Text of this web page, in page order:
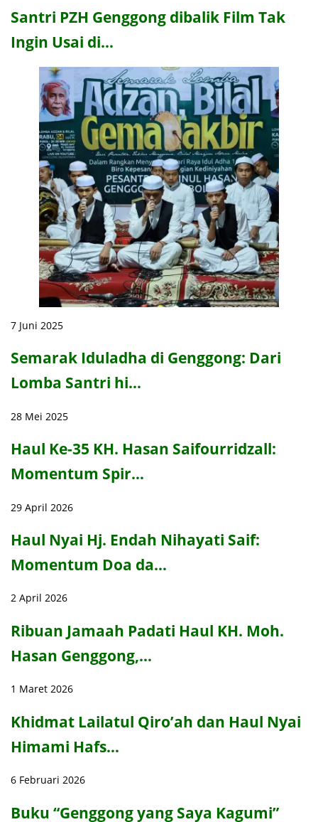
Santri PZH Genggong dibalik Film Tak
Ingin Usai di…
7 Juni 2025
Semarak Iduladha di Genggong: Dari
Lomba Santri hi…
28 Mei 2025
Haul Ke-35 KH. Hasan Saifourridzall:
Momentum Spir…
29 April 2026
Haul Nyai Hj. Endah Nihayati Saif:
Momentum Doa da…
2 April 2026
Ribuan Jamaah Padati Haul KH. Moh.
Hasan Genggong,…
1 Maret 2026
Khidmat Lailatul Qiro’ah dan Haul Nyai
Himami Hafs…
6 Februari 2026
Buku “Genggong yang Saya Kagumi”